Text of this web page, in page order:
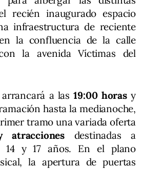
recién inaugurado espacio
infraestructura de reciente
la confluencia de la calle
la avenida Víctimas del
arrancará a las19:00 horasy
hasta la medianoche,
tramo una variada oferta
atracciones destinadas a
14 y 17 años. En el plano
la apertura de puertas